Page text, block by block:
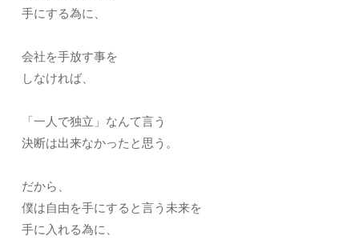
手にする為に、
会社を手放す事を
しなければ、
「一人で独立」なんて言う
決断は出来なかったと思う。
だから、
僕は自由を手にすると言う未来を
手に入れる為に、